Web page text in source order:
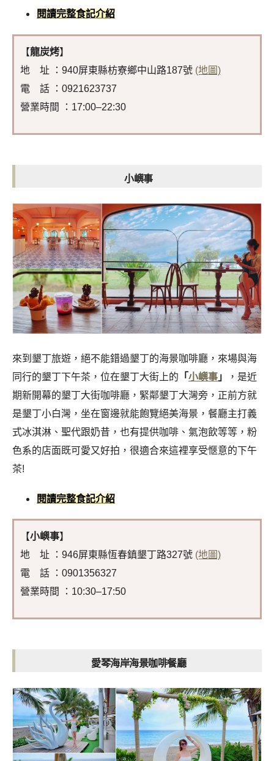
閱讀完整食記介紹
【龍炭烤】
地 址 ：940屏東縣枋寮鄉中山路187號 (地圖)
電 話 ：0921623737
營業時間 ：17:00–22:30
小嶼事
來到墾丁旅遊，絕不能錯過墾丁的海景咖啡廳，來場與海
同行的墾丁下午茶，位在墾丁大街上的 「小嶼事 」
，是近
期新開幕的墾丁大街咖啡廳，緊鄰墾丁大灣旁，正前方就
是墾丁小白灣，坐在窗邊就能飽覽絕美海景，餐廳主打義
式冰淇淋、聖代跟奶昔，也有提供咖啡、氣泡飲等等，粉
色系的店面既可愛又好拍，很適合來這裡享受愜意的下午
茶!
閱讀完整食記介紹
【小嶼事】
地 址 ：946屏東縣恆春鎮墾丁路327號 (地圖)
電 話 ：0901356327
營業時間 ：10:30–17:50
愛琴海岸海景咖啡餐廳